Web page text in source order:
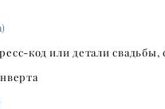
код или детали свадьбы,